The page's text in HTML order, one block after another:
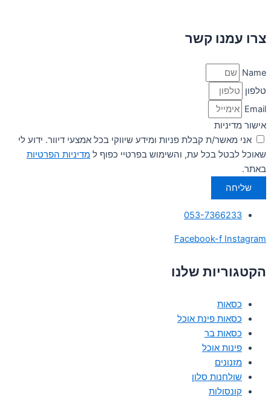
צרו עמנו קשר
Name
טלפון
Email
אישור מדיניות
אני מאשר/ת קבלת פניות ומידע שיווקי בכל אמצעי דיוור. ידוע לי
שאוכל לבטל בכל עת, והשימוש בפרטיי כפוף ל מדיניות הפרטיות
באתר.
שליחה
053-7366233
Facebook-f Instagram
הקטגוריות שלנו
כסאות
כסאות פינת אוכל
כסאות בר
פינות אוכל
מזנונים
שולחנות סלון
קונסולות